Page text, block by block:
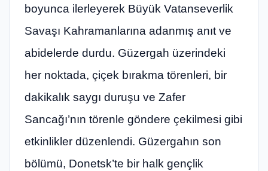
boyunca ilerleyerek Büyük Vatanseverlik
Savaşı Kahramanlarına adanmış anıt ve
abidelerde durdu. Güzergah üzerindeki
her noktada, çiçek bırakma törenleri, bir
dakikalık saygı duruşu ve Zafer
Sancağı’nın törenle göndere çekilmesi gibi
etkinlikler düzenlendi. Güzergahın son
bölümü, Donetsk’te bir halk gençlik